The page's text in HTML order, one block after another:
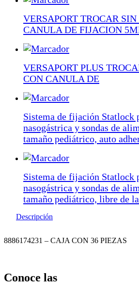
VERSAPORT TROCAR
CANULA DE FIJACION
VERSAPORT PLUS
CON CANULA DE
Sistema de fijación Statlock
nasogástrica y sondas de
tamaño pediátrico, auto
Sistema de fijación Statlock
nasogástrica y sondas de
tamaño pediátrico, libre de
Descripción
8886174231 – CAJA CON 36 PIEZAS
Conoce las